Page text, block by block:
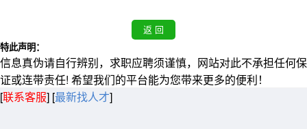
特此声明：
信息真伪请自行辨别，求职应聘须谨慎，网站对此不承担任何保
证或连带责任! 希望我们的平台能为您带来更多的便利！
[联系客服] [最新找人才]